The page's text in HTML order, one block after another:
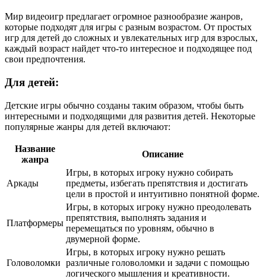
Мир видеоигр предлагает огромное разнообразие жанров,
которые подходят для игры с разным возрастом. От простых
игр для детей до сложных и увлекательных игр для взрослых,
каждый возраст найдет что-то интересное и подходящее под
свои предпочтения.
Для детей:
Детские игры обычно созданы таким образом, чтобы быть
интересными и подходящими для развития детей. Некоторые
популярные жанры для детей включают:
Название
жанра
Описание
Аркады
Игры, в которых игроку нужно собирать
предметы, избегать препятствия и достигать
цели в простой и интуитивно понятной форме.
Платформеры
Игры, в которых игроку нужно преодолевать
препятствия, выполнять задания и
перемещаться по уровням, обычно в
двумерной форме.
Головоломки
Игры, в которых игроку нужно решать
различные головоломки и задачи с помощью
логического мышления и креативности.